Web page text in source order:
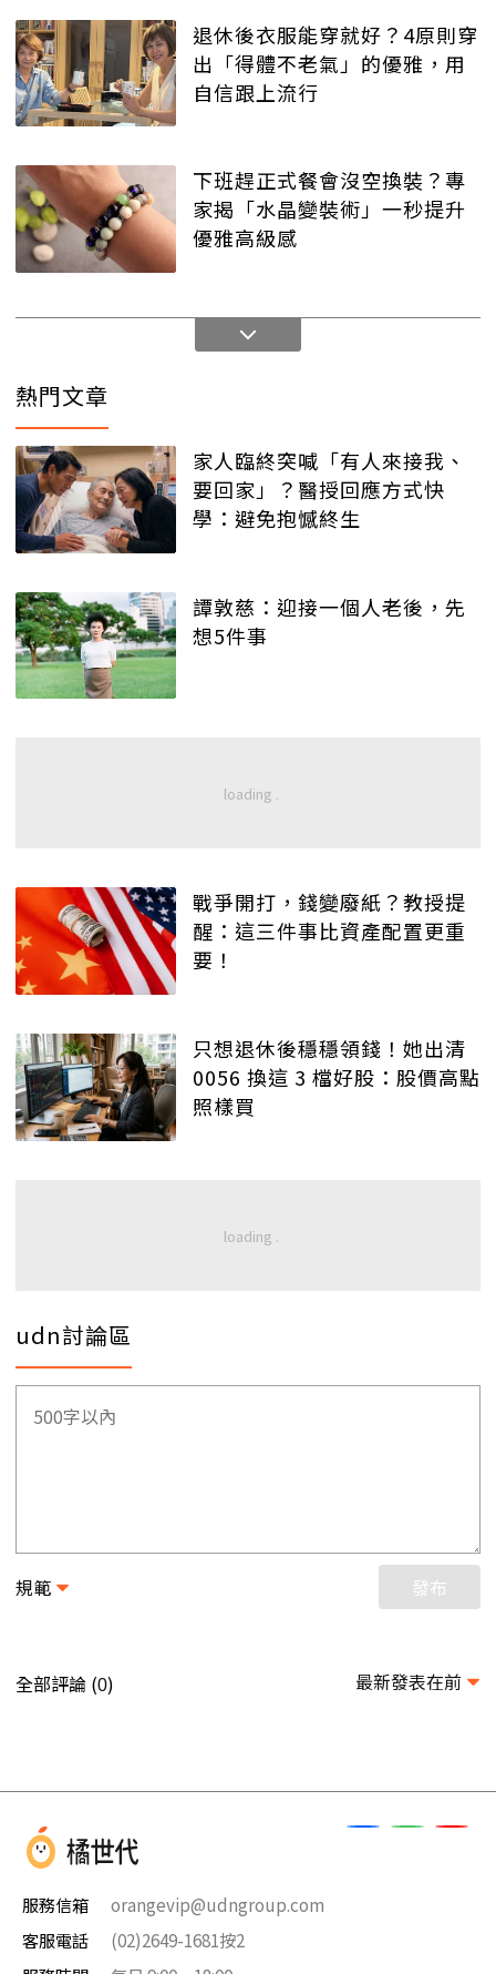
退休後衣服能穿就好？4原則穿
出「得體不老氣」的優雅，用
自信跟上流行
下班趕正式餐會沒空換裝？專
家揭「水晶變裝術」一秒提升
優雅高級感
熱門文章
家人臨終突喊「有人來接我、
要回家」？醫授回應方式快
學：避免抱憾終生
譚敦慈：迎接一個人老後，先
想5件事
戰爭開打，錢變廢紙？教授提
醒：這三件事比資產配置更重
要！
只想退休後穩穩領錢！她出清
0056 換這 3 檔好股：股價高點
照樣買
udn討論區
規範 發布
全部評論 (0) 最新發表在前
服務信箱
orangevip@udngroup.com
客服電話
(02)2649-1681按2